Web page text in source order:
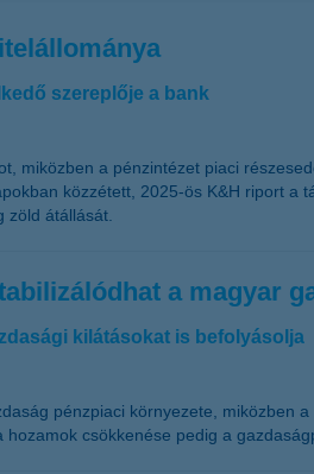
szereplője a bank
miközben a pénzintézet piaci
közzétett, 2025-ös K&H riport
átállását.
a magyar
kilátásokat is befolyásolja
pénzpiaci környezete, miközben
csökkenése pedig a